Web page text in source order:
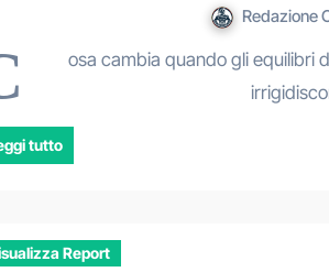
Redazione
osa cambia quando gli equilibri
tutto
Report